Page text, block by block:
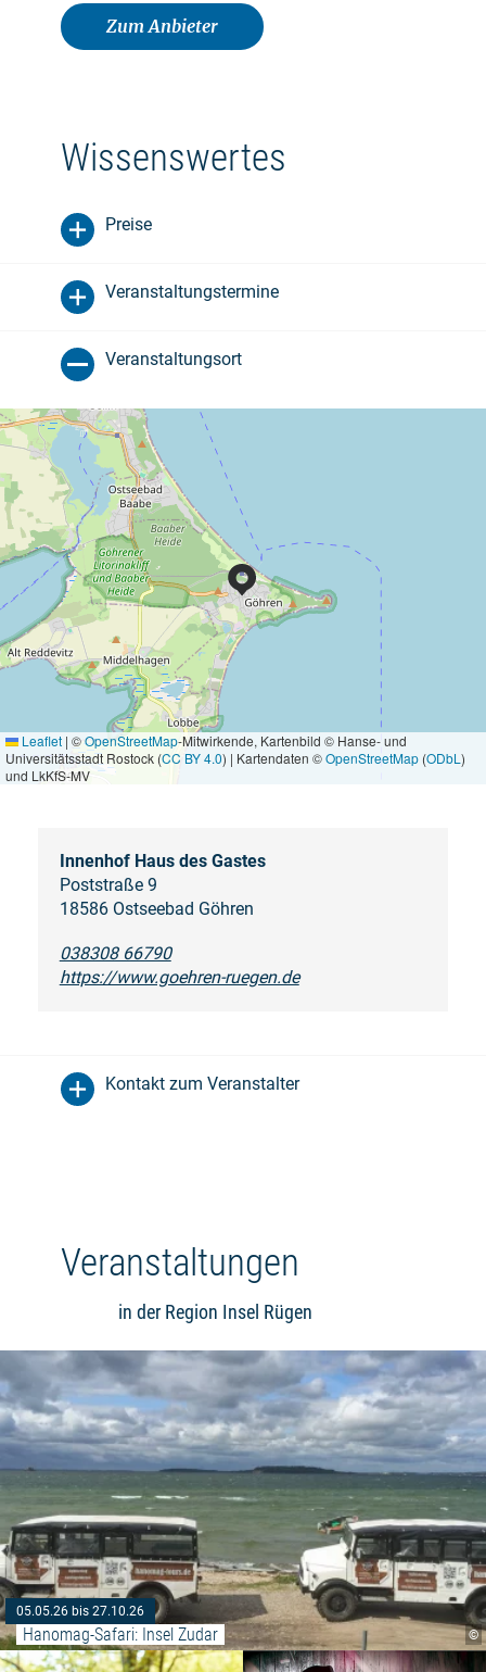
Zum Anbieter
Wissenswertes
Preise
Veranstaltungstermine
Veranstaltungsort
Leaflet | ©OpenStreetMap-Mitwirkende, Kartenbild © Hanse- und
Universitätsstadt Rostock (CC BY 4.0) | Kartendaten ©OpenStreetMap (ODbL )
und LkKfS-MV
Innenhof Haus des Gastes
Poststraße 9
18586 Ostseebad Göhren
038308 66790
https://www.goehren-ruegen.de
Kontakt zum Veranstalter
Veranstaltungen
in der Region Insel Rügen
©
05.05.26 bis 27.10.26
Hanomag-Safari: Insel Zudar
Weiterlesen: "Comic-Rallye"